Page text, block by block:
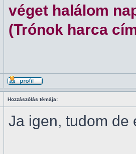
véget halálom
(Trónok harca
Hozzászólás témája:
Ja igen, tudom de